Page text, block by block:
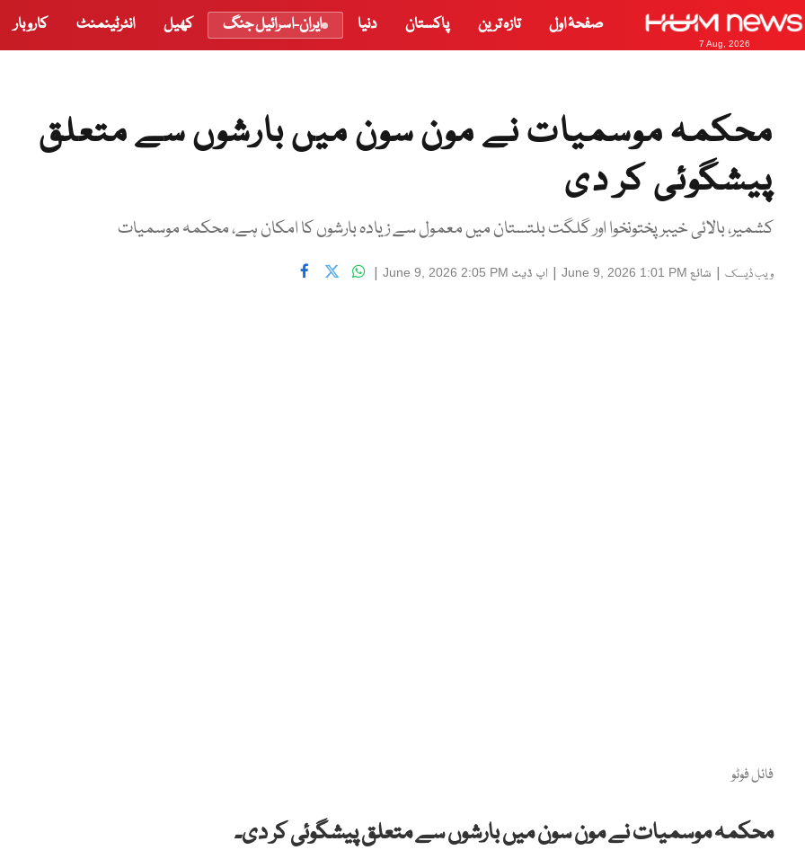
7 Aug, 2026
صفحۂ اول تازہ ترین پاکستان دنیا ایران-اسرائیل جنگ کھیل انٹرٹینمنٹ کاروبار
محکمہ موسمیات نے مون سون میں بارشوں سے متعلق
پیشگوئی کر دی
کشمیر، بالائی خیبر پختونخوا اور گلگت بلتستان میں معمول سے زیادہ بارشوں کا امکان ہے، محکمہ موسمیات
ویب ڈیسک | شائع June 9, 2026 1:01 PM
| اپ ڈیٹ June 9, 2026 2:05 PM
|
فائل فوٹو
محکمہ موسمیات نے مون سون میں بارشوں سے متعلق پیشگوئی کر دی۔